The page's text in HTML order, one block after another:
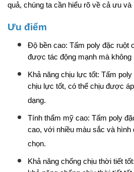
quả, chúng ta cần hiểu rõ về cả ưu
Ưu điểm
Độ bền cao: Tấm poly đặc ruột
được tác động mạnh mà
Khả năng chịu lực tốt: Tấm
chịu lực tốt, có thể chịu được
dạng.
Tính thẩm mỹ cao: Tấm poly
cao, với nhiều màu sắc và
chọn.
Khả năng chống chịu thời tiết